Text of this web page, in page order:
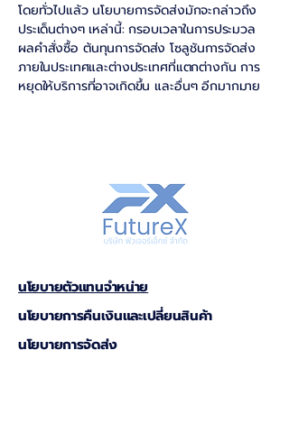
โดยทั่วไปแล้ว นโยบายการจัดส่งมักจะกล่าวถึง
ประเด็นต่างๆ เหล่านี้: กรอบเวลาในการประมวล
ผลคำสั่งซื้อ ต้นทุนการจัดส่ง โซลูชันการจัดส่ง
ภายในประเทศและต่างประเทศที่แตกต่างกัน การ
หยุดให้บริการที่อาจเกิดขึ้น และอื่นๆ อีกมากมาย
นโยบายตัวแทนจำหน่าย
นโยบายการคืนเงินและเปลี่ยนสินค้า
นโยบายการจัดส่ง